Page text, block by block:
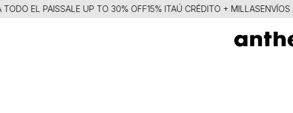
EL PAISSALE UP TO 30% OFF15% ITAÚ CRÉDITO + MILLASENVÍOS A